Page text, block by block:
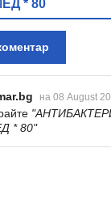
* 80
на 08 August
* 80"